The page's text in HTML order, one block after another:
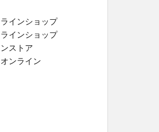
インショップ
インショップ
ストア
ンライン